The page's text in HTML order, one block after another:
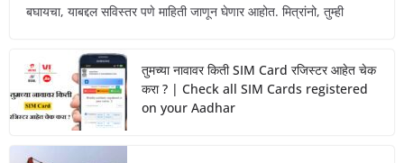
बघायचा, याबद्दल सविस्तर पणे माहिती जाणून घेणार आहोत. मित्रांनो, तुम्ही
तुमच्या नावावर किती SIM Card रजिस्टर आहेत चेक
करा ? | Check all SIM Cards registered
on your Aadhar